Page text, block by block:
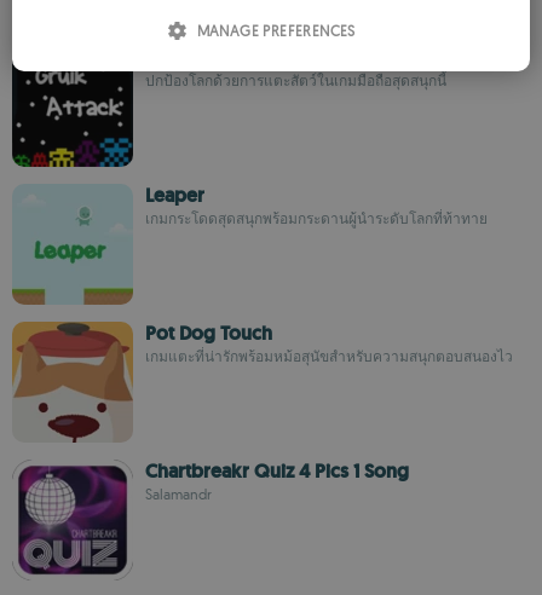
ปกป้องโลกด้วยการแตะสัตว์ในเกมมือถือสุดสนุกนี้
Leaper
เกมกระโดดสุดสนุกพร้อมกระดานผู้นำระดับโลกที่ท้าทาย
Pot Dog Touch
เกมแตะที่น่ารักพร้อมหม้อสุนัขสำหรับความสนุกตอบสนองไว
Chartbreakr Quiz 4 Pics 1 Song
Salamandr
ROMANIAN
MANAGE PREFERENCES